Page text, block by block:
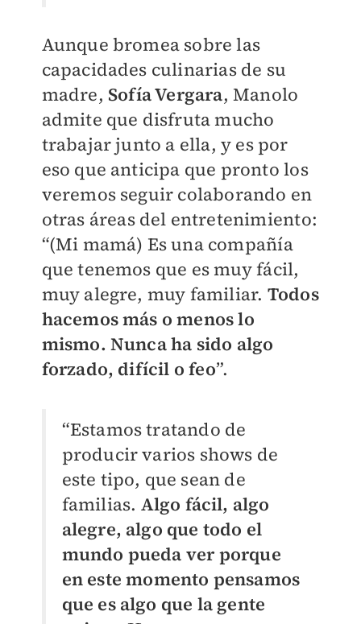
Aunque bromea sobre las
capacidades culinarias de su
madre, Sofía Vergara, Manolo
admite que disfruta mucho
trabajar junto a ella, y es por
eso que anticipa que pronto los
veremos seguir colaborando en
otras áreas del entretenimiento:
“(Mi mamá) Es una compañía
que tenemos que es muy fácil,
muy alegre, muy familiar. Todos
hacemos más o menos lo
mismo. Nunca ha sido algo
forzado, difícil o feo”.
“Estamos tratando de
producir varios shows de
este tipo, que sean de
familias. Algo fácil, algo
alegre, algo que todo el
mundo pueda ver porque
en este momento pensamos
que es algo que la gente